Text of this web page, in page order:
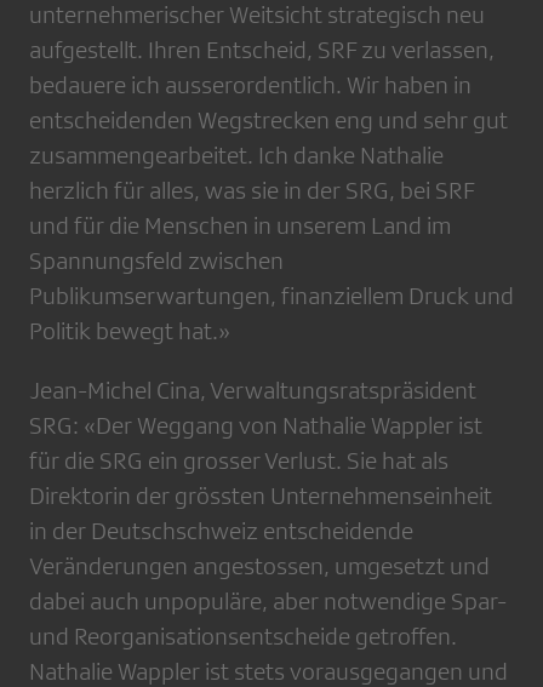
unternehmerischer Weitsicht strategisch neu
aufgestellt. Ihren Entscheid, SRF zu verlassen,
bedauere ich ausserordentlich. Wir haben in
entscheidenden Wegstrecken eng und sehr gut
zusammengearbeitet. Ich danke Nathalie
herzlich für alles, was sie in der SRG, bei SRF
und für die Menschen in unserem Land im
Spannungsfeld zwischen
Publikumserwartungen, finanziellem Druck und
Politik bewegt hat.»
Jean-Michel Cina, Verwaltungsratspräsident
SRG: «Der Weggang von Nathalie Wappler ist
für die SRG ein grosser Verlust. Sie hat als
Direktorin der grössten Unternehmenseinheit
in der Deutschschweiz entscheidende
Veränderungen angestossen, umgesetzt und
dabei auch unpopuläre, aber notwendige Spar-
und Reorganisationsentscheide getroffen.
Nathalie Wappler ist stets vorausgegangen und